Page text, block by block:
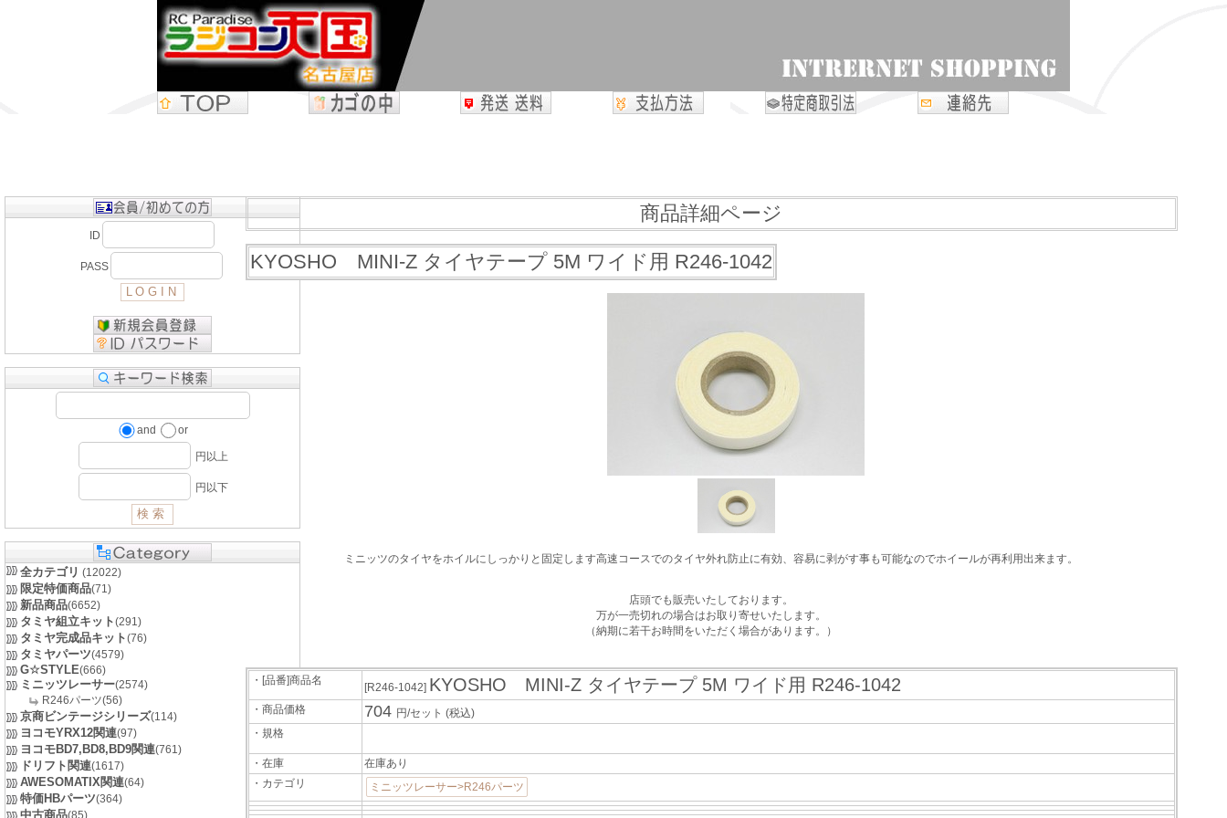
ID
PASS
and or
円以上
円以下
全カテゴリ (12022)
限定特価商品(71)
新品商品(6652)
タミヤ組立キット(291)
タミヤ完成品キット(76)
タミヤパーツ(4579)
G☆STYLE(666)
ミニッツレーサー(2574)
R246パーツ(56)
京商ビンテージシリーズ(114)
ヨコモYRX12関連(97)
ヨコモBD7,BD8,BD9関連(761)
ドリフト関連(1617)
AWESOMATIX関連(64)
特価HBパーツ(364)
中古商品(85)
商品詳細ページ
KYOSHO MINI-Z タイヤテープ 5M ワイド用 R246-1042
ミニッツのタイヤをホイルにしっかりと固定します高速コースでのタイヤ外れ防止に有効、容易に剥がす事も可能なのでホイールが再利用出来ます。
店頭でも販売いたしております。
万が一売切れの場合はお取り寄せいたします。
（納期に若干お時間をいただく場合があります。）
・[品番]商品名
[R246-1042] KYOSHO MINI-Z タイヤテープ 5M ワイド用 R246-1042
・商品価格 704 円/セット (税込)
・規格
・在庫
在庫あり
・カテゴリ
ミニッツレーサー>R246パーツ